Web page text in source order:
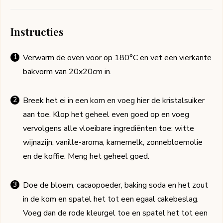
Instructies
Verwarm de oven voor op 180°C en vet een vierkante
bakvorm van 20x20cm in.
Breek het ei in een kom en voeg hier de kristalsuiker
aan toe. Klop het geheel even goed op en voeg
vervolgens alle vloeibare ingrediënten toe: witte
wijnazijn, vanille-aroma, karnemelk, zonnebloemolie
en de koffie. Meng het geheel goed.
Doe de bloem, cacaopoeder, baking soda en het zout
in de kom en spatel het tot een egaal cakebeslag.
Voeg dan de rode kleurgel toe en spatel het tot een